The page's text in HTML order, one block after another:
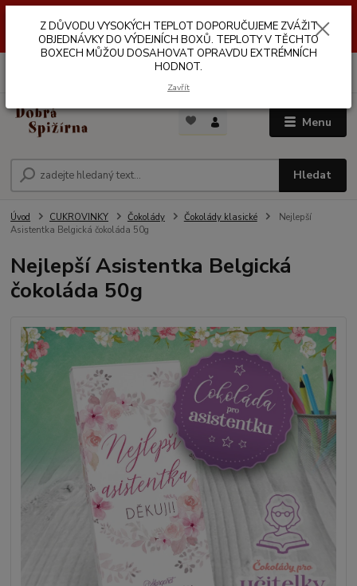
VÝDEJNÍCH BOXŮ. TEPLOTA V TĚCHTO BOXECH MŮŽE DOSAHOVAT
OPRAVDU EXTRÉMNÍCH HODNOT.
Menu
Hledat
Úvod CUKROVINKY Čokolády Čokolády klasické
Nejlepší
Asistentka Belgická čokoláda 50g
Nejlepší Asistentka Belgická
čokoláda 50g
Z DŮVODU VYSOKÝCH TEPLOT DOPORUČUJEME ZVÁŽIT
OBJEDNÁVKY DO VÝDEJNÍCH BOXŮ. TEPLOTY V TĚCHTO
BOXECH MŮŽOU DOSAHOVAT OPRAVDU EXTRÉMNÍCH
HODNOT.
Zavřít